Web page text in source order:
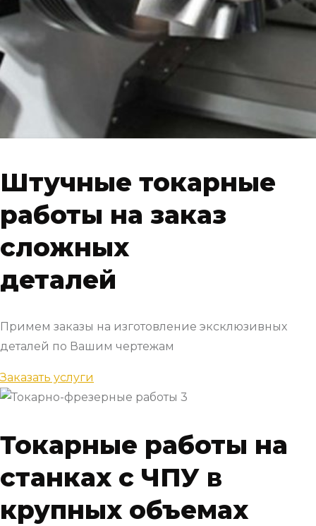
Штучные токарные
работы на заказ
сложных
деталей
Примем заказы на изготовление эксклюзивных
деталей по Вашим чертежам
Заказать услуги
Токарные работы на
станках с ЧПУ в
крупных объемах